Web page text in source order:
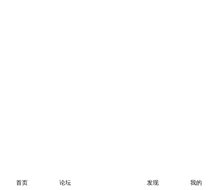
首页 论坛 发现 我的